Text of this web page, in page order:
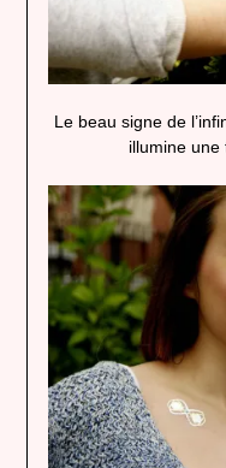
Le beau signe de
illumine une